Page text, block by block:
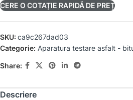
CERE O COTAȚIE RAPIDĂ DE PREȚ
SKU: ca9c267dad03
Categorie: Aparatura testare asfalt -
Share:
Descriere